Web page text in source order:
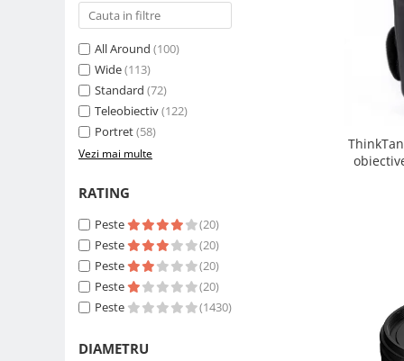
Cititoare carduri
Huse protectie card memorie
Telecomenzi
LCD protectie
Recordere audio digitale
Acumulatori Foto
Acumulatori AA/AAA (R6/R3)) si
incarcatoare
Incarcatoare acumulatori Foto-
Tablete grafice
All Around (100)
Wide(113)
Standard (72)
Teleobiectiv(122)
Portret(58)
Vezi mai multe
RATING
Peste
(20)
Peste
(20)
Peste
(20)
Peste
(20)
Peste
(1430)
DIAMETRU